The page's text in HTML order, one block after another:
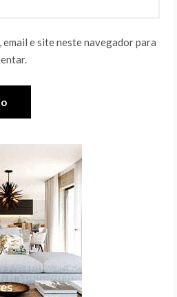
email e site neste navegador para